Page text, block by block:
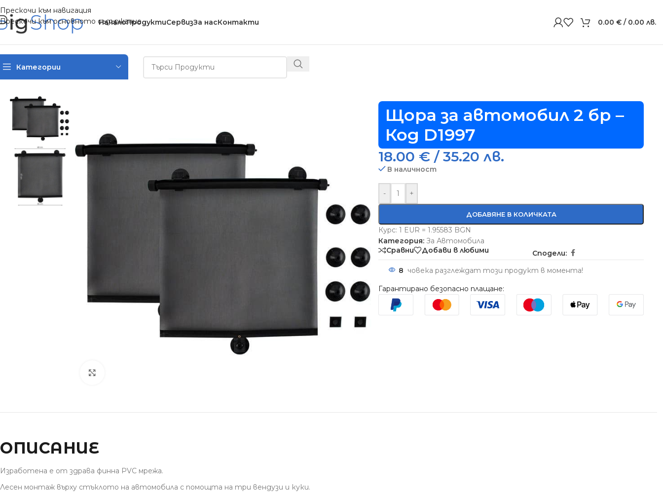
Прескочи към навигация
Прескочи към основното съдържание
НачалоПродуктиСервизЗа насКонтакти 0.00 € / 0.00 лв.
Категории
Щора за автомобил 2 бр –
Код D1997
18.00 € / 35.20 лв.
В наличност
- +
ДОБАВЯНЕ В КОЛИЧКАТА
Курс: 1 EUR = 1.95583 BGN
Категория: За Автомобила
Сравни
Добави в любими
Сподели:
8 човека разглеждат този продукт в момента!
Гарантирано безопасно плащане:
ОПИСАНИЕ
Изработена е от здрава финна PVC мрежа.
Лесен монтаж върху стъклото на автомобила с помощта на три вендузи и куки.